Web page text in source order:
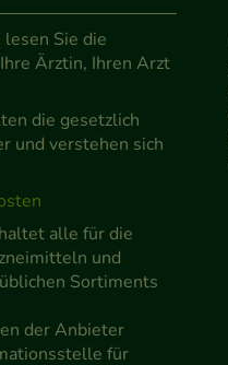
Sie die
Ärztin, Ihren Arzt
die gesetzlich
und verstehen sich
alle für die
und
Sortiments
der Anbieter
für